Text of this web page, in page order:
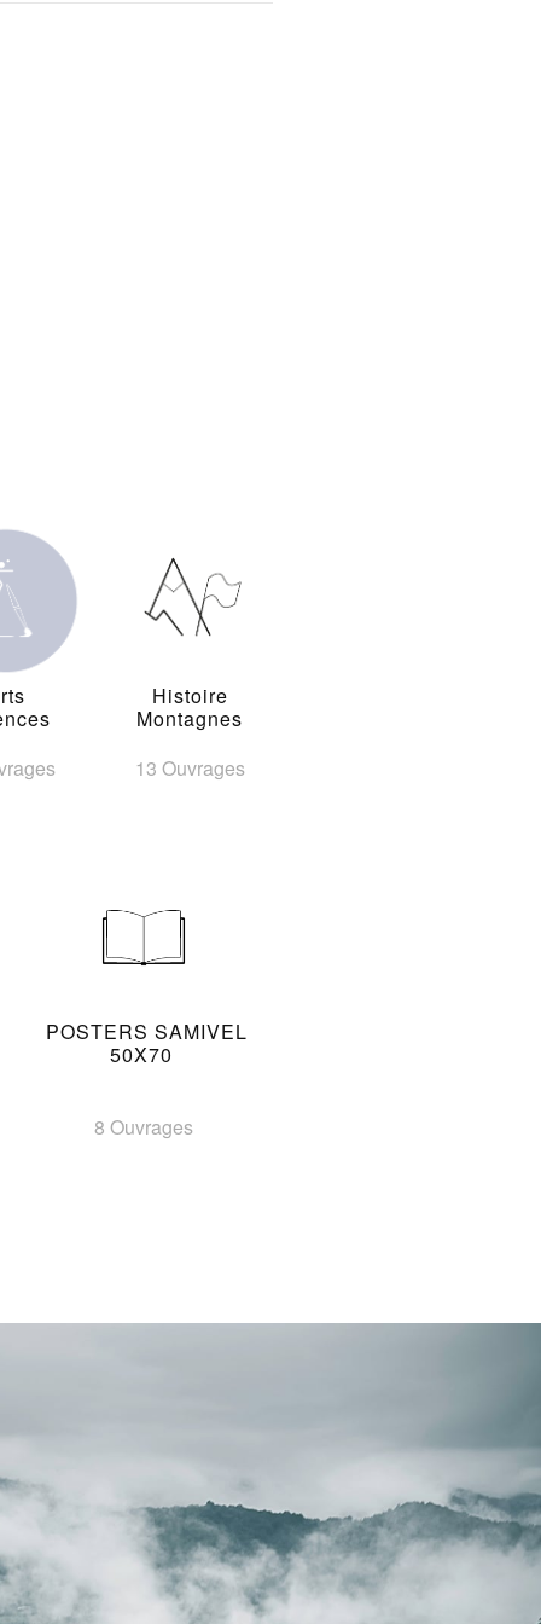
Histoire
Montagnes
13 Ouvrages
POSTERS SAMIVEL
50X70
8 Ouvrages